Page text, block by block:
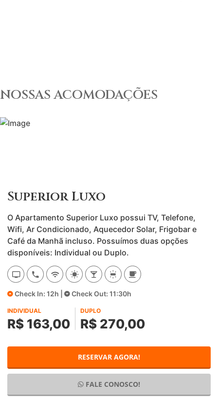
NOSSAS ACOMODAÇÕES
Superior Luxo
O Apartamento Superior Luxo possui TV, Telefone,
Wifi, Ar Condicionado, Aquecedor Solar, Frigobar e
Café da Manhã incluso. Possuímos duas opções
disponíveis: Individual ou Duplo.
Check In: 12h | Check Out: 11:30h
INDIVIDUAL
R$ 163,00
DUPLO
R$ 270,00
RESERVAR AGORA!
FALE CONOSCO!